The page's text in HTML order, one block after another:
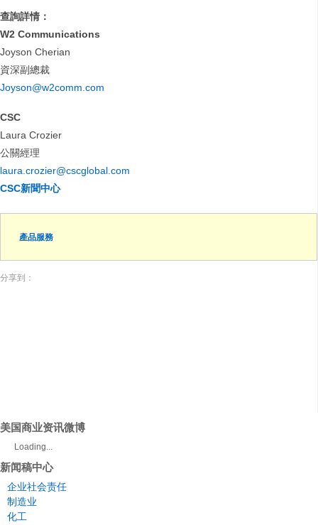
查詢詳情：
W2 Communications
Joyson Cherian
資深副總裁
Joyson@w2comm.com
CSC
Laura Crozier
公關經理
laura.crozier@cscglobal.com
CSC新聞中心
產品服務
分享到：
美国商业资讯微博
Loading...
新闻稿中心
企业社会责任
制造业
化工